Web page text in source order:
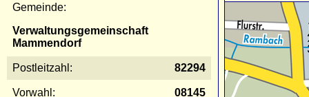
Gemeinde:
Verwaltungsgemeinschaft
Mammendorf
Postleitzahl: 82294
Vorwahl: 08145